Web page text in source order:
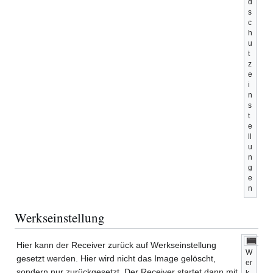
s
c
h
u
t
z
e
i
n
s
t
e
ll
u
n
g
e
n
Werkseinstellung
Hier kann der Receiver zurück auf Werkseinstellung
gesetzt werden. Hier wird nicht das Image gelöscht,
W
er